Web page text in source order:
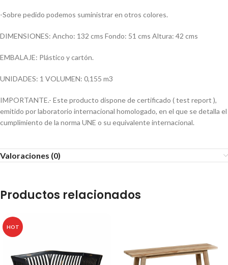
-Sobre pedido podemos suministrar en otros colores.
DIMENSIONES: Ancho: 132 cms Fondo: 51 cms Altura: 42 cms
EMBALAJE: Plástico y cartón.
UNIDADES: 1 VOLUMEN: 0,155 m3
IMPORTANTE.- Este producto dispone de certificado ( test report ),
emitido por laboratorio internacional homologado, en el que se detalla el
cumplimiento de la norma UNE o su equivalente internacional.
Valoraciones (0)
Productos relacionados
HOT